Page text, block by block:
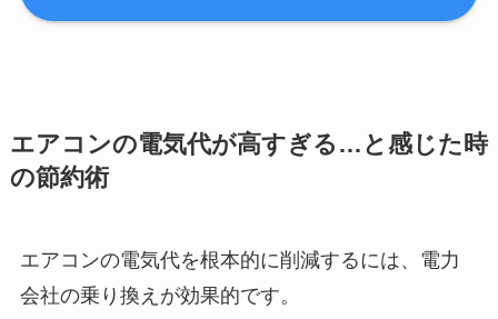
エアコンの電気代が高すぎる…と感じた時
の節約術
エアコンの電気代を根本的に削減するには、電力
会社の乗り換えが効果的です。